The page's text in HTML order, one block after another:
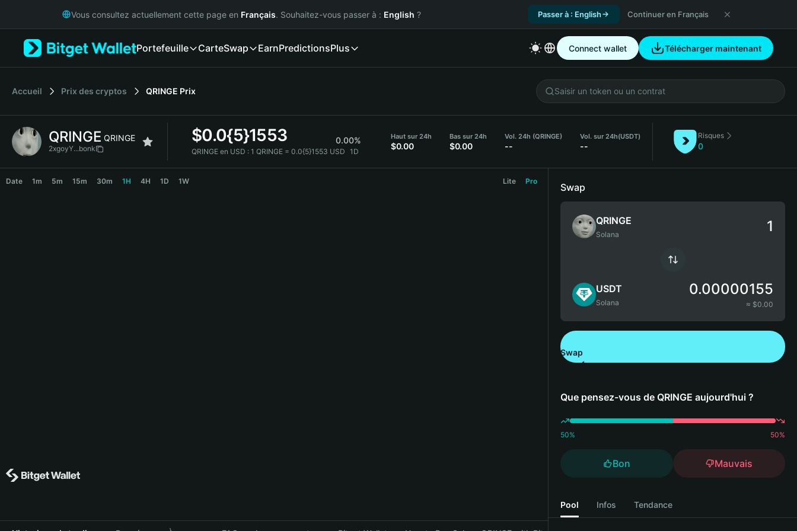
Русский
Italiano
简体中文
繁體中文
Bahasa Indonesia
Vous consultez actuellement cette page en Français. Souhaitez-vous passer à : English ? Passer à : English Continuer en Français
Portefeuille CarteSwap EarnPredictionsPlus Connect wallet Télécharger maintenant
Accueil Prix des cryptos QRINGE Prix
QRINGE QRINGE
2xgoyY...bonk
$0.0{5}1553 0.00%
QRINGE en USD : 1 QRINGE = 0.0{5}1553 USD 1D
Haut sur 24h
$0.00
Bas sur 24h
$0.00
Vol. 24h (QRINGE)
--
Vol. sur 24h(USDT)
--
Risques
0
Date 1m 5m 15m 30m 1H 4H 1D 1W Lite Pro
Swap
QRINGE
Solana
USDT
Solana
0.00000155
≈ $0.00
Swap
Que pensez-vous de QRINGE aujourd'hui ?
50% 50%
Bon Mauvais
Pool Infos Tendance